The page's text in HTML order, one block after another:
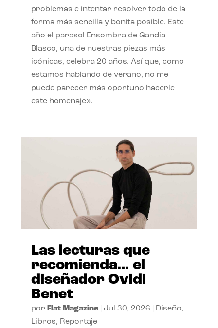
problemas e intentar resolver todo de la
forma más sencilla y bonita posible. Este
año el parasol Ensombra de Gandia
Blasco, una de nuestras piezas más
icónicas, celebra 20 años. Así que, como
estamos hablando de verano, no me
puede parecer más oportuno hacerle
este homenaje».
Las lecturas que
recomienda… el
diseñador Ovidi
Benet
por Flat Magazine| Jul 30, 2026 Diseño,
Libros, Reportaje